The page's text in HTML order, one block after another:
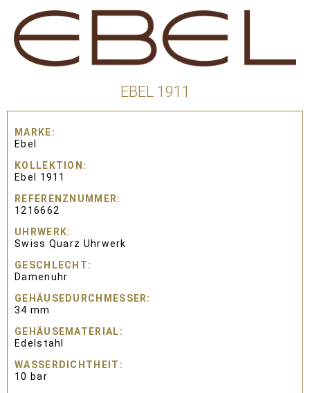
EBEL 1911
MARKE
Ebel
KOLLEKTION
Ebel 1911
REFERENZNUMMER
1216662
UHRWERK
Swiss Quarz Uhrwerk
GESCHLECHT
Damenuhr
GEHÄUSEDURCHMESSER
34 mm
GEHÄUSEMATERIAL
Edelstahl
WASSERDICHTHEIT
10 bar